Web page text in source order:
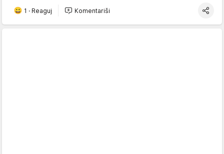
1 · Reaguj Komentariši